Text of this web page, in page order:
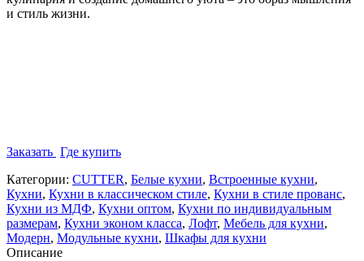
и стиль жизни.
Заказать Где купить
Категории: CUTTER, Белые кухни, Встроенные кухни,
Кухни, Кухни в классическом стиле, Кухни в стиле прованс,
Кухни из МДФ, Кухни оптом, Кухни по индивидуальным
размерам, Кухни эконом класса, Лофт, Мебель для кухни,
Модерн, Модульные кухни, Шкафы для кухни
Описание